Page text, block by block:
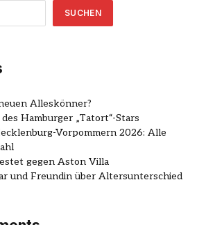
SUCHEN
Alleskönner?
Hamburger „Tatort“-Stars
Vorpommern 2026: Alle
gegen Aston Villa
und Freundin über Altersunterschied